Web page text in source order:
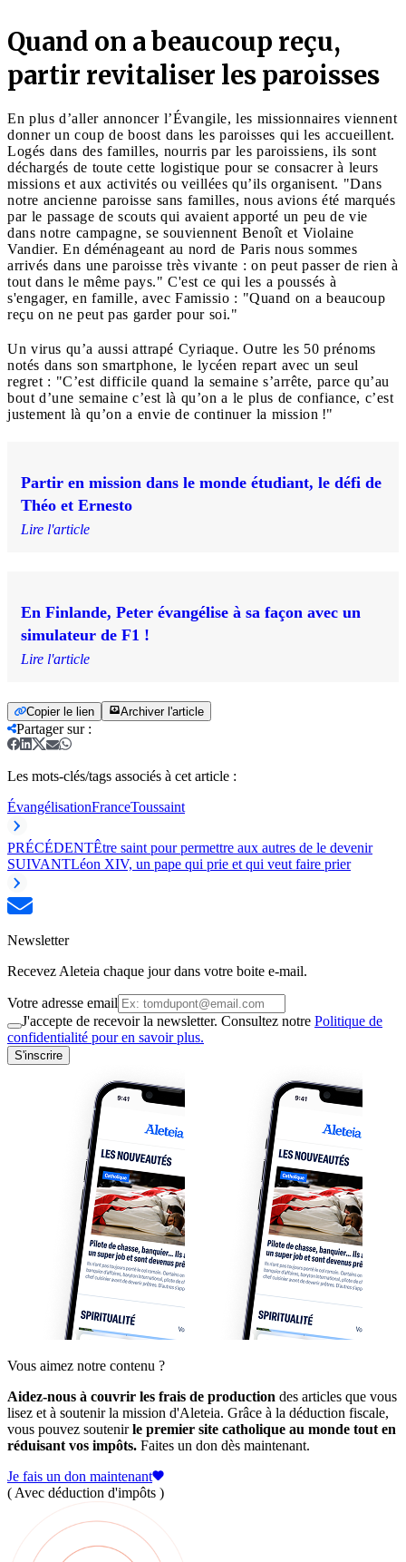
Quand on a beaucoup reçu,
partir revitaliser les paroisses
En plus d’aller annoncer l’Évangile, les missionnaires viennent
donner un coup de boost dans les paroisses qui les accueillent.
Logés dans des familles, nourris par les paroissiens, ils sont
déchargés de toute cette logistique pour se consacrer à leurs
missions et aux activités ou veillées qu’ils organisent. "Dans
notre ancienne paroisse sans familles, nous avions été marqués
par le passage de scouts qui avaient apporté un peu de vie
dans notre campagne, se souviennent Benoît et Violaine
Vandier. En déménageant au nord de Paris nous sommes
arrivés dans une paroisse très vivante : on peut passer de rien à
tout dans le même pays." C'est ce qui les a poussés à
s'engager, en famille, avec Famissio : "Quand on a beaucoup
reçu on ne peut pas garder pour soi."
Un virus qu’a aussi attrapé Cyriaque. Outre les 50 prénoms
notés dans son smartphone, le lycéen repart avec un seul
regret : "C’est difficile quand la semaine s’arrête, parce qu’au
bout d’une semaine c’est là qu’on a le plus de confiance, c’est
justement là qu’on a envie de continuer la mission !"
Partir en mission dans le monde étudiant, le défi de
Théo et Ernesto
Lire l'article
En Finlande, Peter évangélise à sa façon avec un
simulateur de F1 !
Lire l'article
Copier le lien Archiver l'article
Partager sur:
Les mots-clés/tags associés à cet article :
ÉvangélisationFranceToussaint
PRÉCÉDENTÊtre saint pour permettre aux autres de le devenir
SUIVANTLéon XIV, un pape qui prie et qui veut faire prier
Newsletter
Recevez Aleteia chaque jour dans votre boite e-mail.
Votre adresse email
J'accepte de recevoir la newsletter. Consultez notre Politique de
confidentialité pour en savoir plus.
S'inscrire
Vous aimez notre contenu ?
Aidez-nous à couvrir les frais de production des articles que vous
lisez et à soutenir la mission d'Aleteia. Grâce à la déduction fiscale,
vous pouvez soutenirle premier site catholique au monde tout en
réduisant vos impôts. Faites un don dès maintenant.
Je fais un don maintenant
( Avec déduction d'impôts )